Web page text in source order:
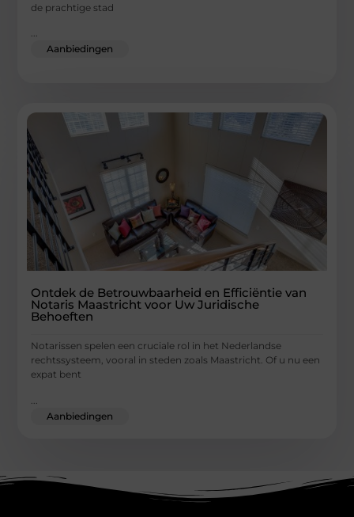
de prachtige stad
...
Aanbiedingen
Ontdek de Betrouwbaarheid en Efficiëntie van
Notaris Maastricht voor Uw Juridische
Behoeften
Notarissen spelen een cruciale rol in het Nederlandse
rechtssysteem, vooral in steden zoals Maastricht. Of u nu een
expat bent
Aanbiedingen